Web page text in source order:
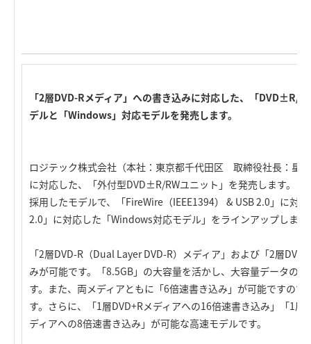
「2層DVD-Rメディア」への書き込みに対応した、「DVD±R/
デルと「Windows」対応モデルを発売します。
ロジテック株式会社（本社：東京都千代田区 取締役社長：星
に対応した、「外付型DVD±R/RWユニット」を発売します。
採用したモデルで、「FireWire（IEEE1394） & USB 2.0」に対
2.0」に対応した「Windows対応モデル」をラインアップします
「2層DVD-R（Dual Layer DVD-R）メディア」および「2層
みが可能です。「8.5GB」の大容量を活かし、大容量データの
す。また、両メディアともに「6倍速書き込み」が可能ですの
す。さらに、「1層DVD+Rメディアへの16倍速書き込み」「1
ディアへの8倍速書き込み」が可能な高速モデルです。